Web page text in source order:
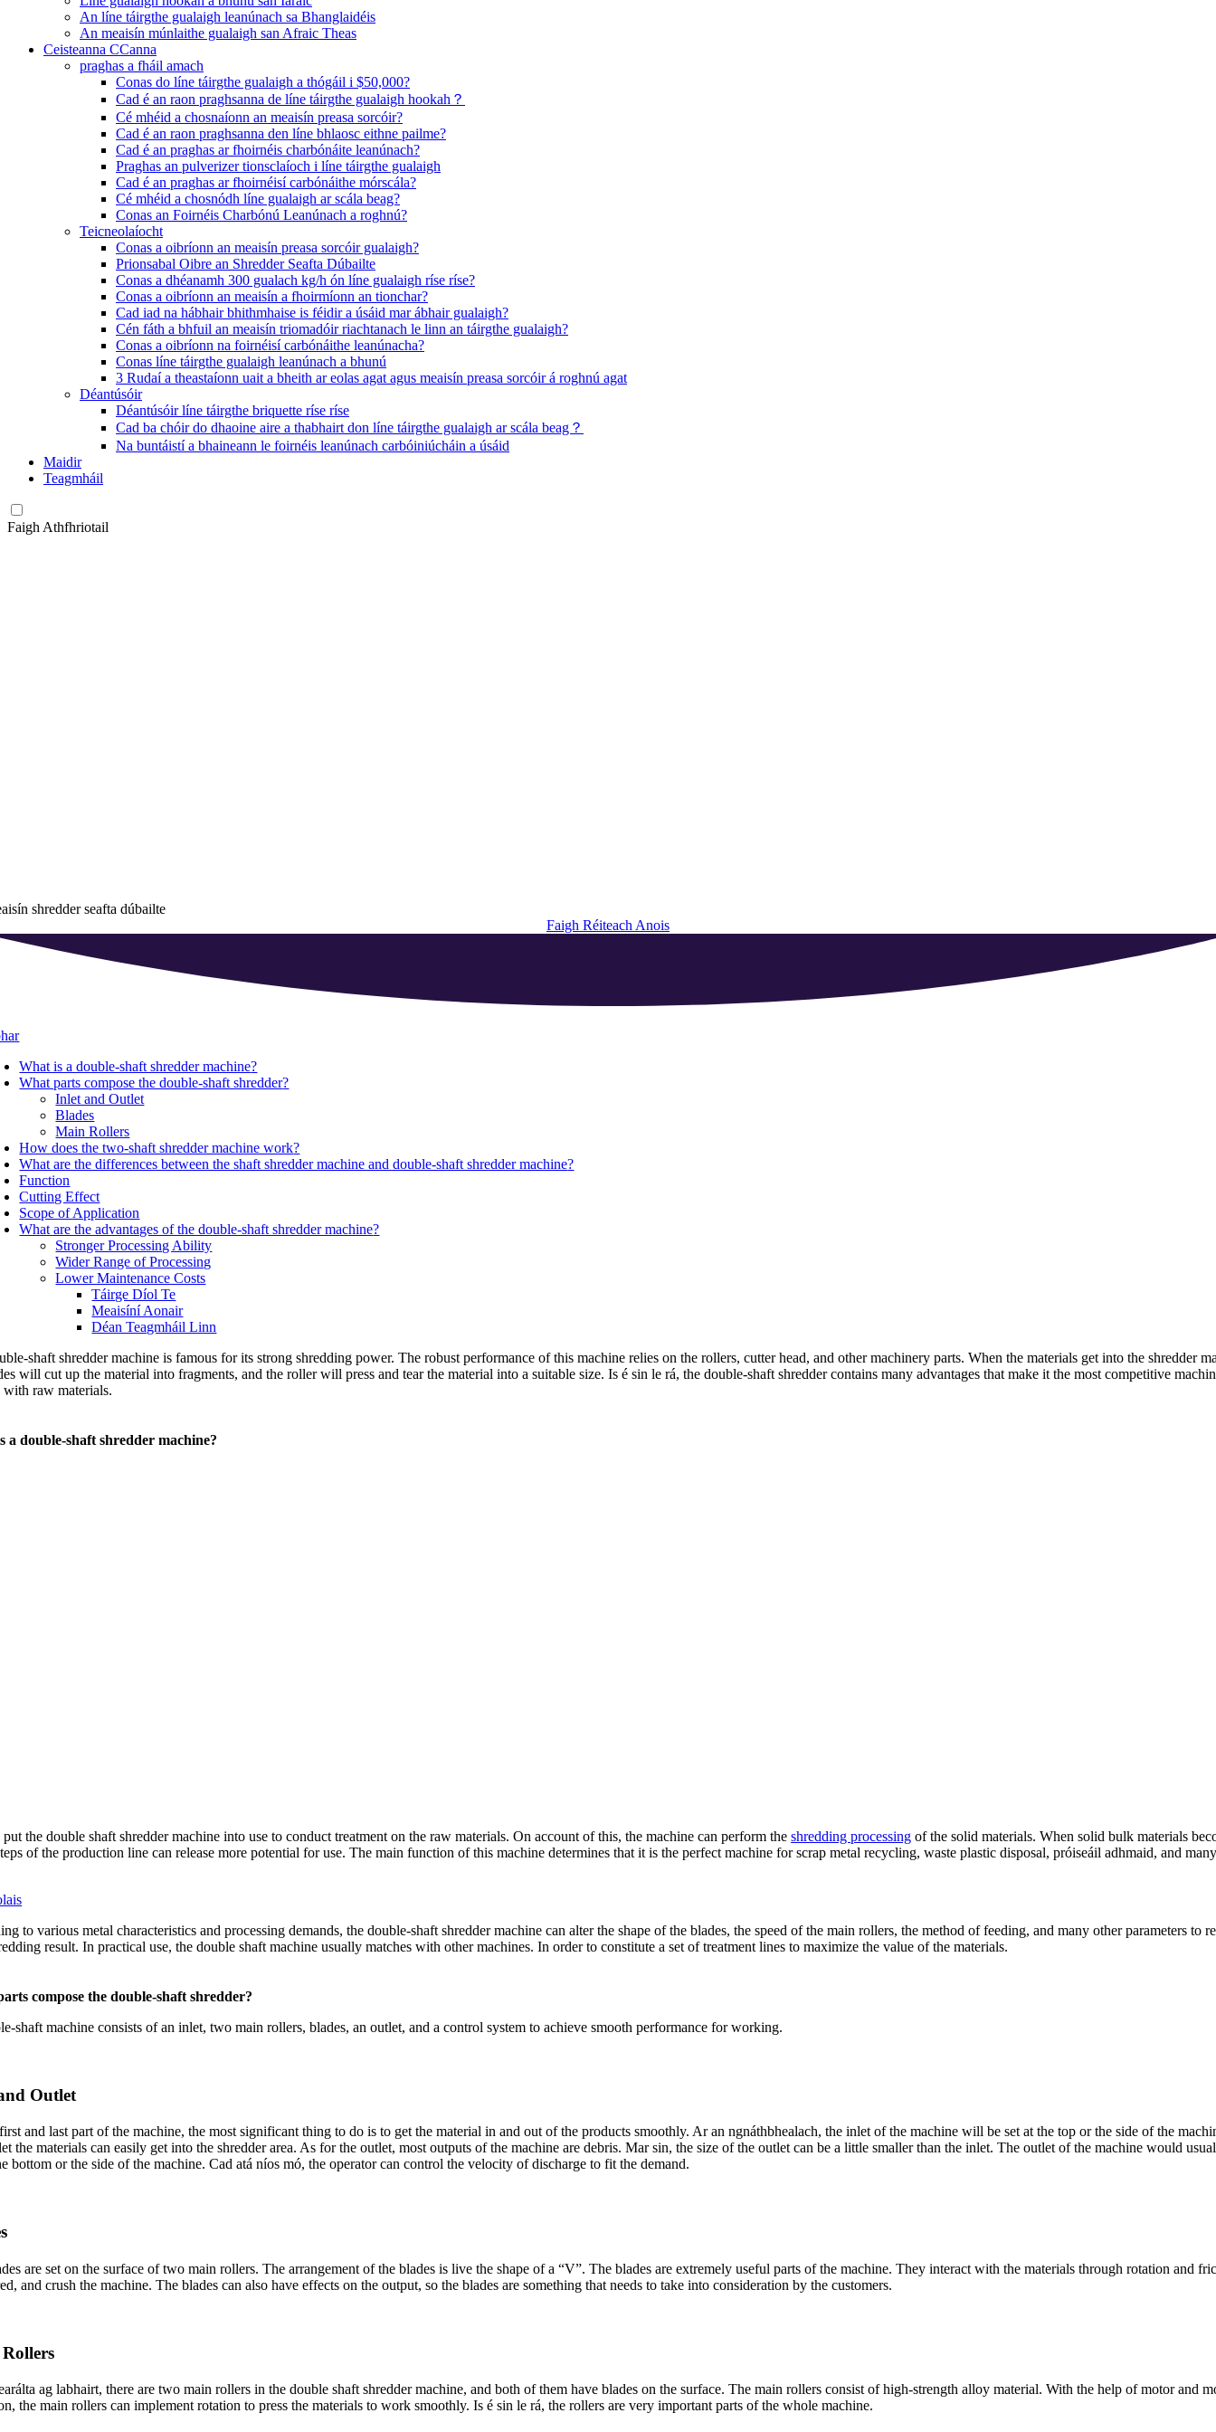
An líne táirgthe gualaigh leanúnach sa Bhanglaidéis
An meaisín múnlaithe gualaigh san Afraic Theas
Ceisteanna CCanna
praghas a fháil amach
Conas do líne táirgthe gualaigh a thógáil i $50,000?
Cad é an raon praghsanna de líne táirgthe gualaigh hookah？
Cé mhéid a chosnaíonn an meaisín preasa sorcóir?
Cad é an raon praghsanna den líne bhlaosc eithne pailme?
Cad é an praghas ar fhoirnéis charbónáite leanúnach?
Praghas an pulverizer tionsclaíoch i líne táirgthe gualaigh
Cad é an praghas ar fhoirnéisí carbónáithe mórscála?
Cé mhéid a chosnódh líne gualaigh ar scála beag?
Conas an Foirnéis Charbónú Leanúnach a roghnú?
Teicneolaíocht
Conas a oibríonn an meaisín preasa sorcóir gualaigh?
Prionsabal Oibre an Shredder Seafta Dúbailte
Conas a dhéanamh 300 gualach kg/h ón líne gualaigh ríse ríse?
Conas a oibríonn an meaisín a fhoirmíonn an tionchar?
Cad iad na hábhair bhithmhaise is féidir a úsáid mar ábhair gualaigh?
Cén fáth a bhfuil an meaisín triomadóir riachtanach le linn an táirgthe gualaigh?
Conas a oibríonn na foirnéisí carbónáithe leanúnacha?
Conas líne táirgthe gualaigh leanúnach a bhunú
3 Rudaí a theastaíonn uait a bheith ar eolas agat agus meaisín preasa sorcóir á roghnú agat
Déantúsóir
Déantúsóir líne táirgthe briquette ríse ríse
Cad ba chóir do dhaoine aire a thabhairt don líne táirgthe gualaigh ar scála beag？
Na buntáistí a bhaineann le foirnéis leanúnach carbóiniúcháin a úsáid
Maidir
Teagmháil
Faigh Athfhriotail
shredder seafta dúbailte
Faigh Réiteach Anois
What is a double-shaft shredder machine?
What parts compose the double-shaft shredder?
Inlet and Outlet
Blades
Main Rollers
How does the two-shaft shredder machine work?
What are the differences between the shaft shredder machine and double-shaft shredder machine?
Function
Cutting Effect
Scope of Application
What are the advantages of the double-shaft shredder machine?
Stronger Processing Ability
Wider Range of Processing
Lower Maintenance Costs
Táirge Díol Te
Meaisíní Aonair
Déan Teagmháil Linn
shaft shredder machine is famous for its strong shredding power. The robust performance of this machine relies on the rollers, cutter head, and other machinery parts. When the materials get into the shredder
will cut up the material into fragments, and the roller will press and tear the material into a suitable size. Is é sin le rá, the double-shaft shredder contains many advantages that make it the most competitive
with raw materials.
a double-shaft shredder machine?
the double shaft shredder machine into use to conduct treatment on the raw materials.On account of this,the machine can perform the shredding processing of the solid materials.When solid bulk materials
of the production line can release more potential for use.The main function of this machine determines that it is the perfect machine for scrap metal recycling,waste plastic disposal, próiseáil adhmaid,and
to various metal characteristics and processing demands, the double-shaft shredder machine can alter the shape of the blades, the speed of the main rollers, the method of feeding, and many other parameters to
result. In practical use, the double shaft machine usually matches with other machines. In order to constitute a set of treatment lines to maximize the value of the materials.
compose the double-shaft shredder?
shaft machine consists of an inlet, two main rollers, blades, an outlet, and a control system to achieve smooth performance for working.
Outlet
and last part of the machine, the most significant thing to do is to get the material in and out of the products smoothly. Ar an ngnáthbhealach, the inlet of the machine will be set at the top or the side of the
the materials can easily get into the shredder area. As for the outlet, most outputs of the machine are debris. Mar sin, the size of the outlet can be a little smaller than the inlet. The outlet of the machine would
bottom or the side of the machine. Cad atá níos mó, the operator can control the velocity of discharge to fit the demand.
are set on the surface of two main rollers. The arrangement of the blades is live the shape of a “V”. The blades are extremely useful parts of the machine. They interact with the materials through rotation and
, and crush the machine. The blades can also have effects on the output, so the blades are something that needs to take into consideration by the customers.
ag labhairt, there are two main rollers in the double shaft shredder machine, and both of them have blades on the surface. The main rollers consist of high-strength alloy material. With the help of motor and
, the main rollers can implement rotation to press the materials to work smoothly. Is é sin le rá, the rollers are very important parts of the whole machine.